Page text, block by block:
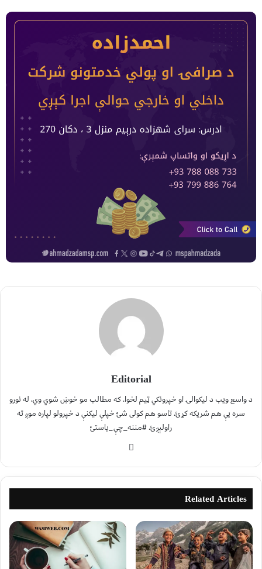
Editorial
د واسع ویب د لیکوالۍ او خپرونکي ټیم لخوا. که مطالب مو خوښ شوي وي، له نورو
سره یې هم شریکه کړئ. تاسو هم کولی شئ خپلې لیکنې د خپرولو لپاره موږ ته
راولېږئ. #مننه_چې_یاستئ
Related Articles